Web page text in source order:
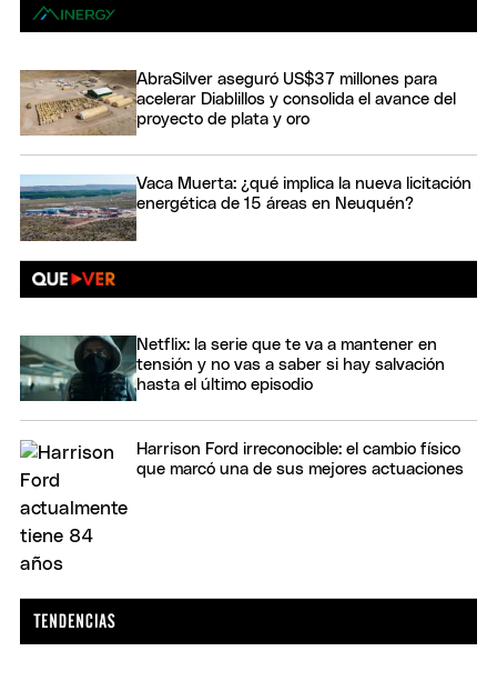
AbraSilver aseguró US$37 millones para
acelerar Diablillos y consolida el avance del
proyecto de plata y oro
Vaca Muerta: ¿qué implica la nueva licitación
energética de 15 áreas en Neuquén?
Netflix: la serie que te va a mantener en
tensión y no vas a saber si hay salvación
hasta el último episodio
Harrison Ford irreconocible: el cambio físico
que marcó una de sus mejores actuaciones